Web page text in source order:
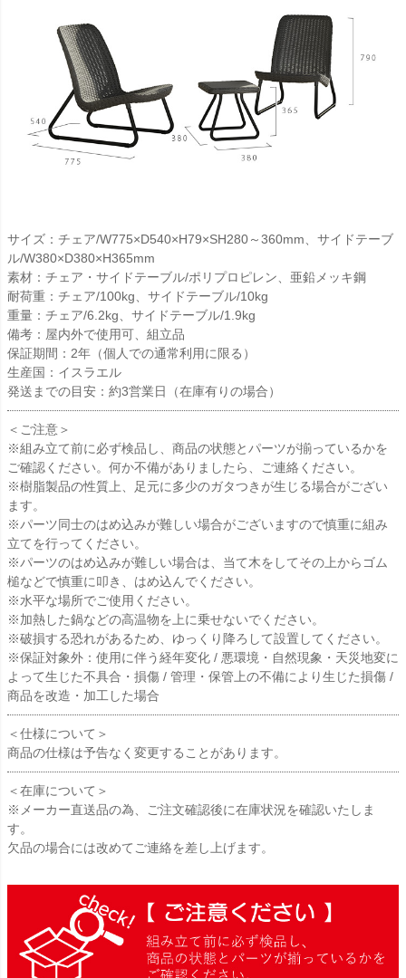
サイズ：チェア/W775×D540×H79×SH280～360mm、サイドテーブ
ル/W380×D380×H365mm
素材：チェア・サイドテーブル/ポリプロピレン、亜鉛メッキ鋼
耐荷重：チェア/100kg、サイドテーブル/10kg
重量：チェア/6.2kg、サイドテーブル/1.9kg
備考：屋内外で使用可、組立品
保証期間：2年（個人での通常利用に限る）
生産国：イスラエル
発送までの目安：約3営業日（在庫有りの場合）
＜ご注意＞
※組み立て前に必ず検品し、商品の状態とパーツが揃っているかを
ご確認ください。何か不備がありましたら、ご連絡ください。
※樹脂製品の性質上、足元に多少のガタつきが生じる場合がござい
ます。
※パーツ同士のはめ込みが難しい場合がございますので慎重に組み
立てを行ってください。
※パーツのはめ込みが難しい場合は、当て木をしてその上からゴム
槌などで慎重に叩き、はめ込んでください。
※水平な場所でご使用ください。
※加熱した鍋などの高温物を上に乗せないでください。
※破損する恐れがあるため、ゆっくり降ろして設置してください。
※保証対象外：使用に伴う経年変化 / 悪環境・自然現象・天災地変に
よって生じた不具合・損傷 / 管理・保管上の不備により生じた損傷 /
商品を改造・加工した場合
＜仕様について＞
商品の仕様は予告なく変更することがあります。
＜在庫について＞
※メーカー直送品の為、ご注文確認後に在庫状況を確認いたしま
す。
欠品の場合には改めてご連絡を差し上げます。